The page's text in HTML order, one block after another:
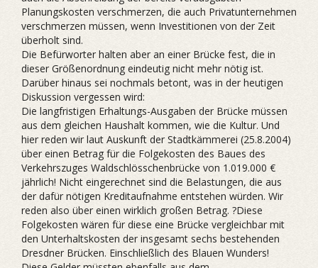
Planungskosten verschmerzen, die auch Privatunternehmen
verschmerzen müssen, wenn Investitionen von der Zeit
überholt sind.
Die Befürworter halten aber an einer Brücke fest, die in
dieser Größenordnung eindeutig nicht mehr nötig ist.
Darüber hinaus sei nochmals betont, was in der heutigen
Diskussion vergessen wird:
Die langfristigen Erhaltungs-Ausgaben der Brücke müssen
aus dem gleichen Haushalt kommen, wie die Kultur. Und
hier reden wir laut Auskunft der Stadtkämmerei (25.8.2004)
über einen Betrag für die Folgekosten des Baues des
Verkehrszuges Waldschlösschenbrücke von 1.019.000 €
jährlich! Nicht eingerechnet sind die Belastungen, die aus
der dafür nötigen Kreditaufnahme entstehen würden. Wir
reden also über einen wirklich großen Betrag. ?Diese
Folgekosten wären für diese eine Brücke vergleichbar mit
den Unterhaltskosten der insgesamt sechs bestehenden
Dresdner Brücken. Einschließlich des Blauen Wunders!